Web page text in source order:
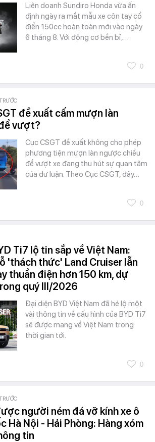
Liên doanh Sundiro Honda vừa ấn
định ngày ra mắt mẫu xe côn tay cổ
điển 150cc hoàn toàn mới vào ngày
6 tháng 8. Với động cơ bền bỉ,…
0
đề xuất cấm mượn làn
vượt?
Cục CSGT đề xuất không cho phép
phương tiện mượn làn ngược chiều
để vượt xe đang thu hút sự quan tâm
của dư luận. Theo Cục CSGT, đây…
0
Ti7 lộ tin sắp về Việt Nam:
'thách thức' Land Cruiser lẫn
thuần điện hơn 150 km, dự
quý III/2026
Đại diện BYD Việt Nam đã hé lộ một
vài thông tin về cấu hình của BYD Ti7
sẽ được mang về Việt Nam trong
thời gian tới.
0
người ném đá vỡ kính xe ô
Hà Nội - Hải Phòng: Hàng xóm
tin